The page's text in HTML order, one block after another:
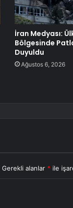
İran Medyası:
Bölgesinde
Duyuldu
Ağustos 6, 2026
Gerekli alanlar * ile